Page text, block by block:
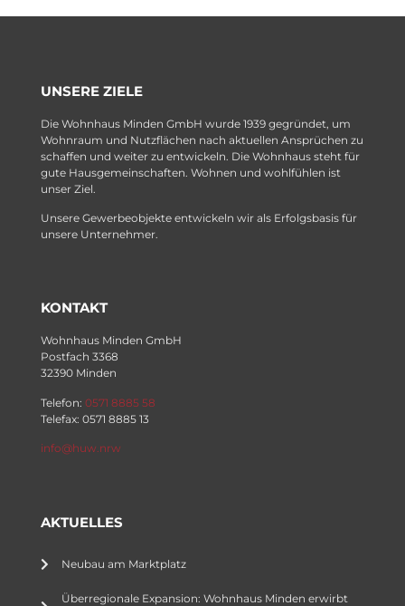
UNSERE ZIELE
Die Wohnhaus Minden GmbH wurde 1939 gegründet, um
Wohnraum und Nutzflächen nach aktuellen Ansprüchen zu
schaffen und weiter zu entwickeln. Die Wohnhaus steht für
gute Hausgemeinschaften. Wohnen und wohlfühlen ist
unser Ziel.
Unsere Gewerbeobjekte entwickeln wir als Erfolgsbasis für
unsere Unternehmer.
KONTAKT
Wohnhaus Minden GmbH
Postfach 3368
32390 Minden
Telefon: 0571 8885 58
Telefax: 0571 8885 13
info@huw.nrw
AKTUELLES
Neubau am Marktplatz
Überregionale Expansion: Wohnhaus Minden erwirbt